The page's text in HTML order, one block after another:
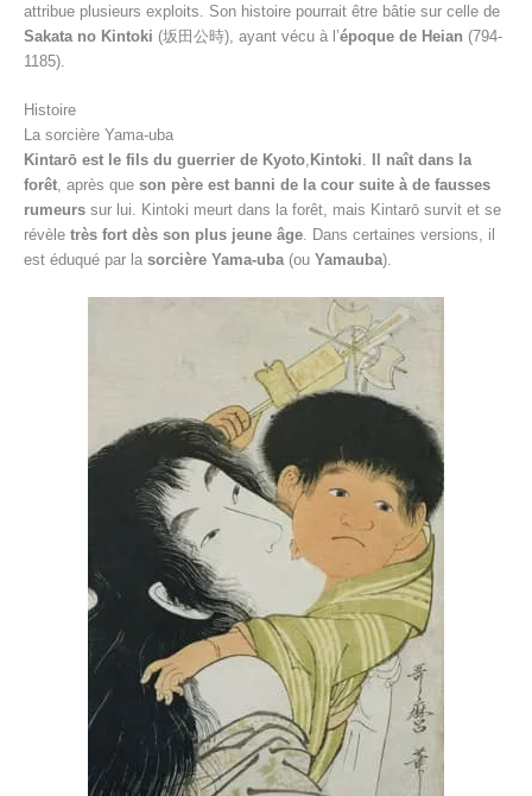
attribue plusieurs exploits. Son histoire pourrait être bâtie sur celle de
Sakata no Kintoki (坂田公時), ayant vécu à l’époque de Heian (794-
1185).
Histoire
La sorcière Yama-uba
Kintarō est le fils du guerrier de Kyoto, Kintoki.
Il naît dans la
forêt, après que son père est banni de la cour suite à de fausses
rumeurs sur lui. Kintoki meurt dans la forêt, mais Kintarō survit et se
révèle très fort dès son plus jeune âge. Dans certaines versions, il
est éduqué par la sorcière Yama-uba(ou Yamauba).